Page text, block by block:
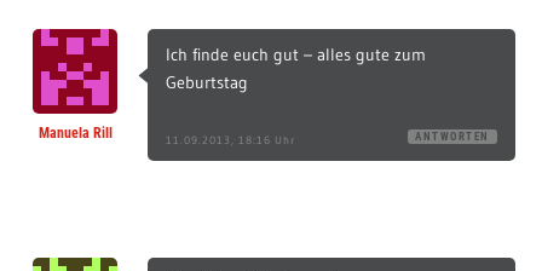
Manuela Rill
Ich finde euch gut – alles gute zum
Geburtstag
11.09.2013, 18:16 Uhr ANTWORTEN